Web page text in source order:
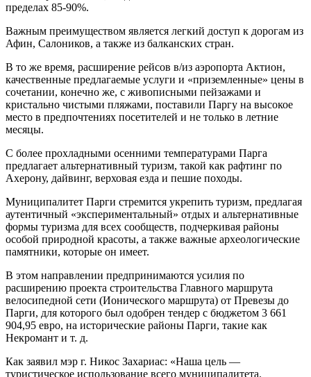
пределах 85-90%.
Важным преимуществом является легкий доступ к дорогам из
Афин, Салоников, а также из балканских стран.
В то же время, расширение рейсов в/из аэропорта Актион,
качественные предлагаемые услуги и «приземленные» цены в
сочетании, конечно же, с живописными пейзажами и
кристально чистыми пляжами, поставили Паргу на высокое
место в предпочтениях посетителей и не только в летние
месяцы.
С более прохладными осенними температурами Парга
предлагает альтернативный туризм, такой как рафтинг по
Ахерону, дайвинг, верховая езда и пешие походы.
Муниципалитет Парги стремится укрепить туризм, предлагая
аутентичный «экспериментальный» отдых и альтернативные
формы туризма для всех сообществ, подчеркивая районы
особой природной красоты, а также важные археологические
памятники, которые он имеет.
В этом направлении предпринимаются усилия по
расширению проекта строительства Главного маршрута
велосипедной сети (Ионического маршрута) от Превезы до
Парги, для которого был одобрен тендер с бюджетом 3 661
904,95 евро, на исторические районы Парги, такие как
Некромант и т. д.
Как заявил мэр г. Никос Захариас: «Наша цель —
туристическое использование всего муниципалитета.